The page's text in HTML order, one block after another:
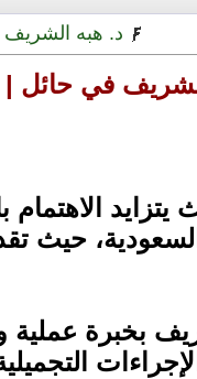
د. هبه الشريف
في حائل |
حيث
بخبرة عملية
الإجراءات